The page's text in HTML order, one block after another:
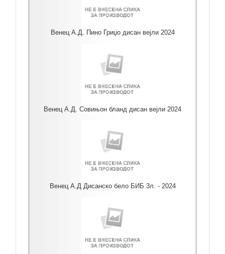
Венец А.Д. Пино Гриџо дисан вејли 2024
Венец А.Д. Совињон бланд дисан вејли 2024
Венец А.Д Дисанско бело БИБ 3л. - 2024